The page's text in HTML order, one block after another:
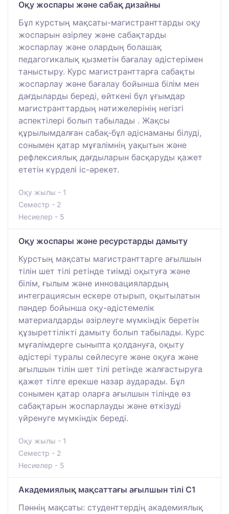
Оқу жоспары және сабақ дизайны
Бұл курстың мақсаты-магистранттарды оқу
жоспарын әзірлеу және сабақтарды
жоспарлау және олардың болашақ
педагогикалық қызметін бағалау әдістерімен
таныстыру. Курс магистранттарға сабақты
жоспарлау және бағалау бойынша білім мен
дағдыларды береді, өйткені бұл ұғымдар
магистранттардың нәтижелерінің негізгі
аспектілері болып табылады . Жақсы
құрылымдалған сабақ-бұл әдіснаманы білуді,
сонымен қатар мұғалімнің уақытын және
рефлексиялық дағдыларын басқаруды қажет
ететін күрделі іс-әрекет.
Оқу жылы - 1
Семестр - 2
Несиелер - 5
Оқу жоспары және ресурстарды дамыту
Курстың мақсаты магистранттарге ағылшын
тілін шет тілі ретінде тиімді оқытуға және
білім, ғылым және инновациялардың
интеграциясын ескере отырып, оқытылатын
пәндер бойынша оқу-әдістемелік
материалдарды әзірлеуге мүмкіндік беретін
құзыреттілікті дамыту болып табылады. Курс
мұғалімдерге сыныпта қолдануға, оқыту
әдістері туралы сөйлесуге және оқуға және
ағылшын тілін шет тілі ретінде жалғастыруға
қажет тілге ерекше назар аударады. Бұл
сонымен қатар оларға ағылшын тілінде өз
сабақтарын жоспарлауды және өткізуді
үйренуге мүмкіндік береді.
Оқу жылы - 1
Семестр - 2
Несиелер - 5
Академиялық мақсаттағы ағылшын тілі С1
Пәннің мақсаты: студенттердің академиялық